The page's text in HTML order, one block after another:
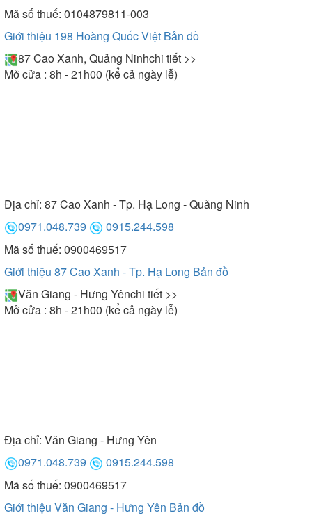
Mã số thuế: 0104879811-003
Giới thiệu 198 Hoàng Quốc Việt Bản đồ
87 Cao Xanh, Quảng Ninhchi tiết >>
Mở cửa : 8h - 21h00 (kể cả ngày lễ)
Địa chỉ: 87 Cao Xanh - Tp. Hạ Long - Quảng Ninh
0971.048.739
0915.244.598
Mã số thuế: 0900469517
Giới thiệu 87 Cao Xanh - Tp. Hạ Long Bản đồ
Văn Giang - Hưng Yênchi tiết >>
Mở cửa : 8h - 21h00 (kể cả ngày lễ)
Địa chỉ: Văn Giang - Hưng Yên
0971.048.739
0915.244.598
Mã số thuế: 0900469517
Giới thiệu Văn Giang - Hưng Yên Bản đồ